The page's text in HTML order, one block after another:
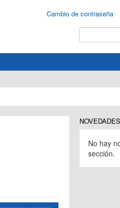
Cambio de contraseña
NOVEDADES
No hay
sección.